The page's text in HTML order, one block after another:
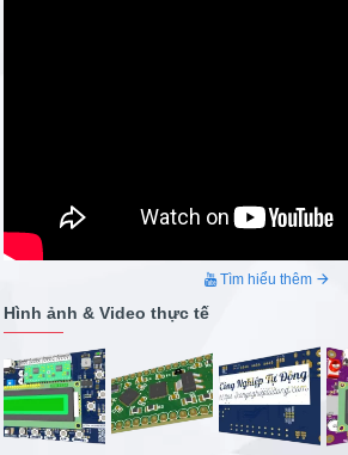
Tìm hiểu thêm
Hình ảnh & Video thực tế